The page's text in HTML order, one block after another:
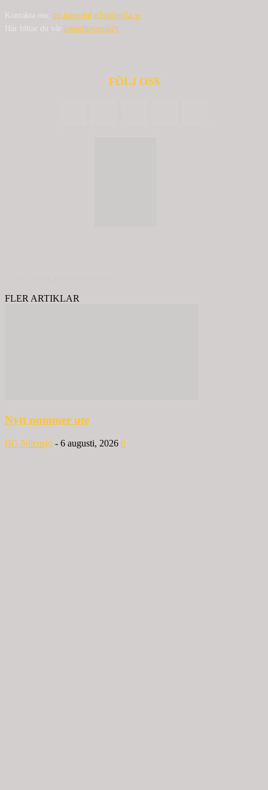
Kontakta oss: bg.nilensjo[at]springlfa.se
Här hittar du vår Integritetspolicy
FÖLJ OSS
FLER ARTIKLAR
Nytt nummer ute
BG Nilensjö - 6 augusti, 2026 0